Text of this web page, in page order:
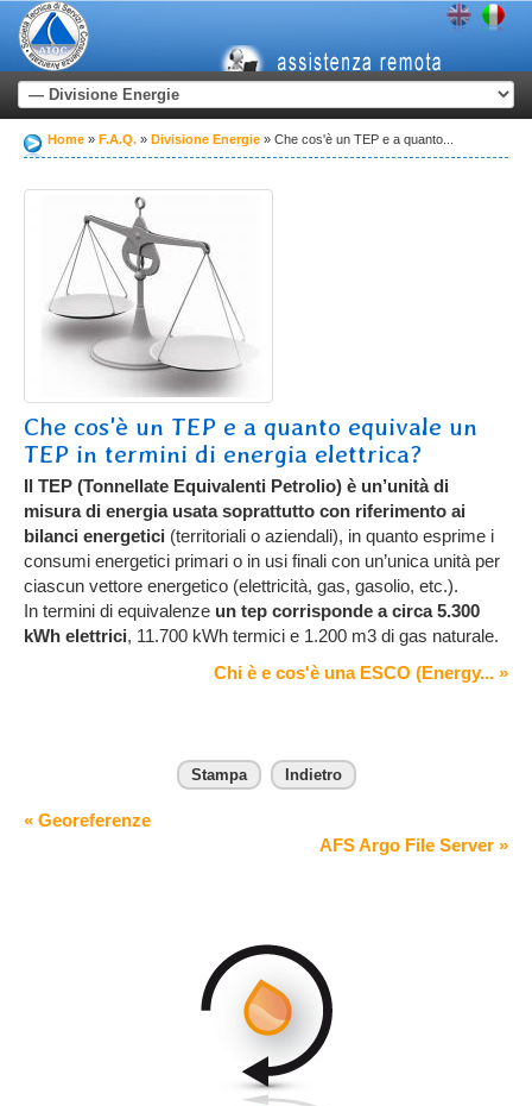
Home F.A.Q. Divisione Energie Che cos'è un TEP e a quanto...
Che cos'è un TEP e a quanto equivale un
TEP in termini di energia elettrica?
Il TEP (Tonnellate Equivalenti Petrolio) è un’unità di
misura di energia usata soprattutto con riferimento ai
bilanci energetici (territoriali o aziendali), in quanto esprime i
consumi energetici primari o in usi finali con un’unica unità per
ciascun vettore energetico (elettricità, gas, gasolio, etc.).
In termini di equivalenze un tep corrisponde a circa 5.300
kWh elettrici, 11.700 kWh termici e 1.200 m3 di gas naturale.
Chi è e cos'è una ESCO (Energy... »
Stampa Indietro
« Georeferenze
AFS Argo File Server »